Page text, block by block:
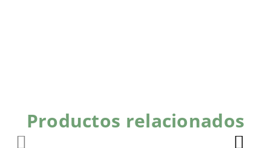
Productos relacionados